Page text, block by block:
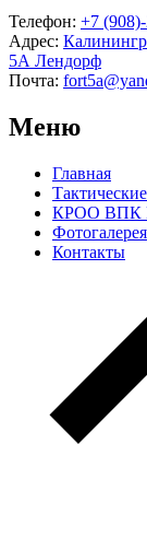
Телефон: +7
Адрес:
5А Лендорф
Почта:
Меню
Главная
КРОО ВПК
Фотогалерея
Контакты